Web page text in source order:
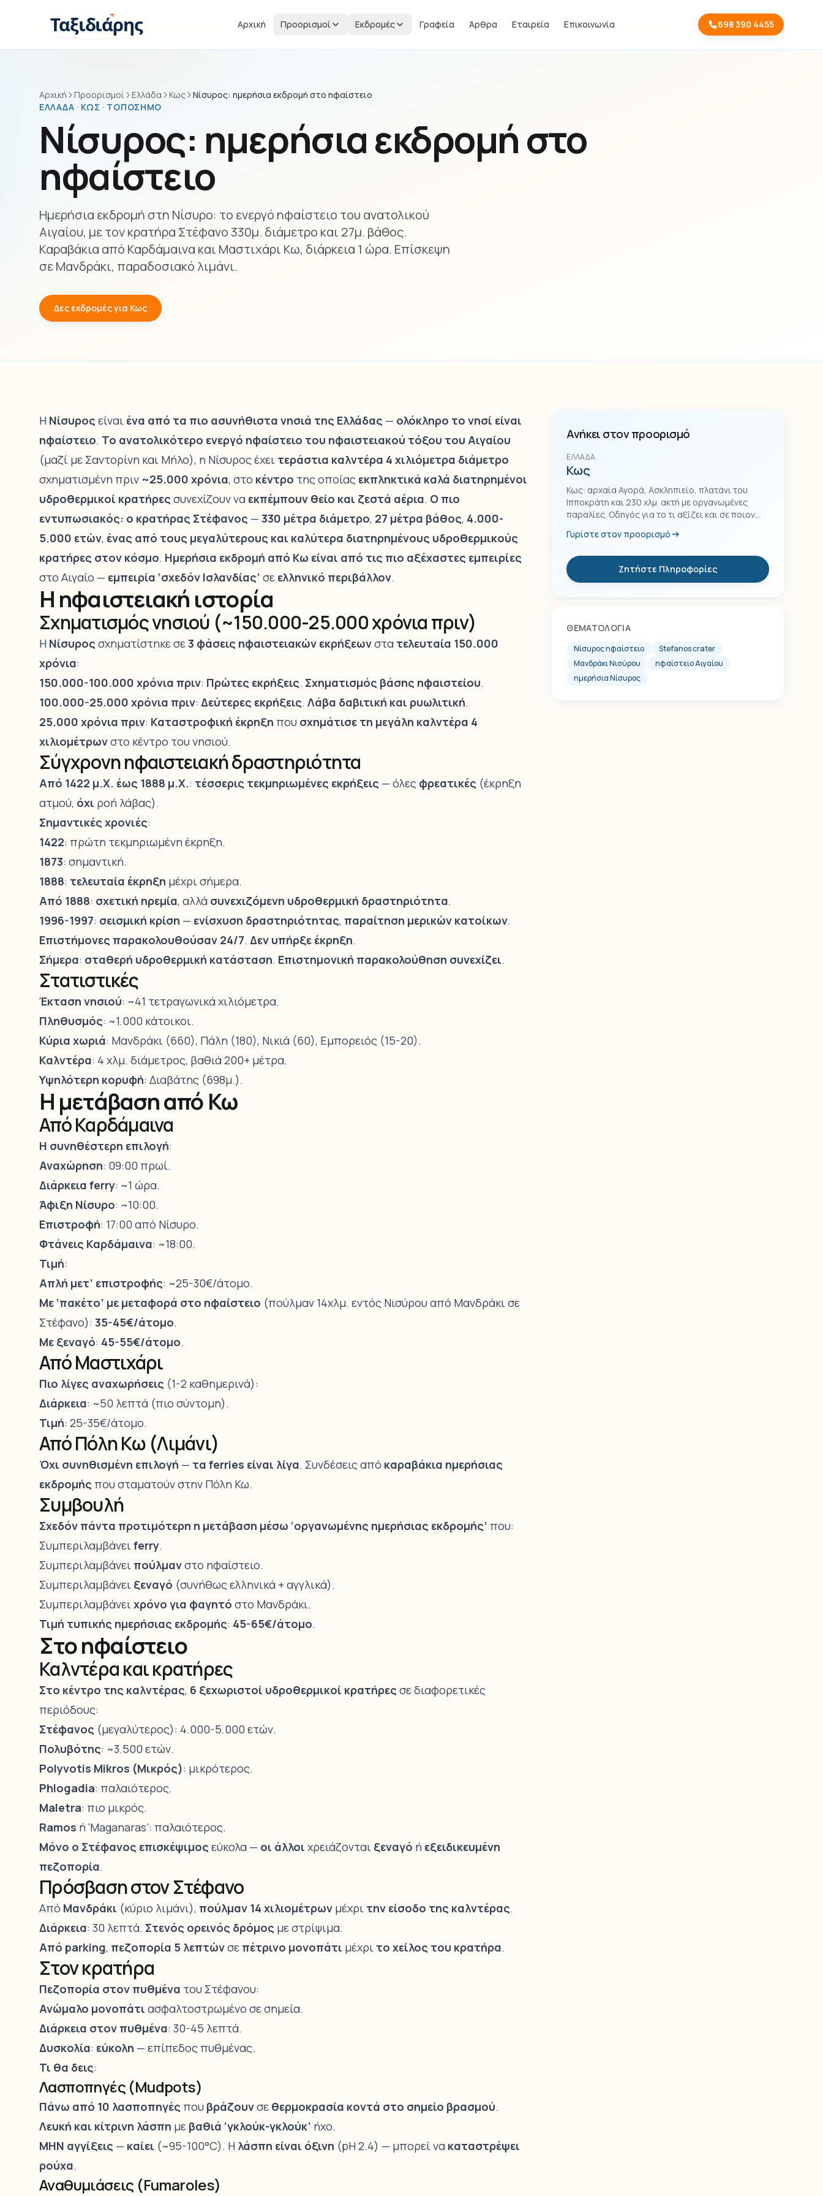
Ταξιδιάρης Αρχική Προορισμοί Εκδρομές Γραφεία Άρθρα Εταιρεία Επικοινωνία 698 390 4455
Αρχική Προορισμοί Ελλάδα Κως
Νίσυρος: ημερήσια εκδρομή στο ηφαίστειο
ΕΛΛΆΔΑ · ΚΩΣ · ΤΟΠΌΣΗΜΟ
Νίσυρος: ημερήσια εκδρομή στο
ηφαίστειο
Ημερήσια εκδρομή στη Νίσυρο: το ενεργό ηφαίστειο του ανατολικού
Αιγαίου, με τον κρατήρα Στέφανο 330μ. διάμετρο και 27μ. βάθος.
Καραβάκια από Καρδάμαινα και Μαστιχάρι Κω, διάρκεια 1 ώρα. Επίσκεψη
σε Μανδράκι, παραδοσιακό λιμάνι.
Δες εκδρομές για Κως
Η Νίσυρος είναι ένα από τα πιο ασυνήθιστα νησιά της Ελλάδας — ολόκληρο το νησί είναι
ηφαίστειο. Το ανατολικότερο ενεργό ηφαίστειο του ηφαιστειακού τόξου του Αιγαίου
(μαζί με Σαντορίνη και Μήλο), η Νίσυρος έχει τεράστια καλντέρα 4 χιλιόμετρα διάμετρο
σχηματισμένη πριν ~25.000 χρόνια, στο κέντρο της οποίας εκπληκτικά καλά διατηρημένοι
υδροθερμικοί κρατήρες συνεχίζουν να εκπέμπουν θείο και ζεστά αέρια. Ο πιο
εντυπωσιακός: ο κρατήρας Στέφανος — 330 μέτρα διάμετρο, 27 μέτρα βάθος, 4.000-
5.000 ετών, ένας από τους μεγαλύτερους και καλύτερα διατηρημένους υδροθερμικούς
κρατήρες στον κόσμο. Ημερήσια εκδρομή από Κω είναι από τις πιο αξέχαστες εμπειρίες
στο Αιγαίο — εμπειρία ‘σχεδόν Ισλανδίας’ σε ελληνικό περιβάλλον.
Η ηφαιστειακή ιστορία
Σχηματισμός νησιού (~150.000-25.000 χρόνια πριν)
Η Νίσυρος σχηματίστηκε σε3 φάσεις ηφαιστειακών εκρήξεωνστα τελευταία 150.000
χρόνια:
150.000-100.000 χρόνια πριν: Πρώτες εκρήξεις. Σχηματισμός βάσης ηφαιστείου.
100.000-25.000 χρόνια πριν: Δεύτερες εκρήξεις. Λάβα δαβιτική και ρυωλιτική.
25.000 χρόνια πριν: Καταστροφική έκρηξη που σχημάτισε τη μεγάλη καλντέρα 4
χιλιομέτρωνστο κέντρο του νησιού.
Σύγχρονη ηφαιστειακή δραστηριότητα
Από 1422 μ.Χ. έως 1888 μ.Χ.: τέσσερις τεκμηριωμένες εκρήξεις — όλες φρεατικές (έκρηξη
ατμού, όχι ροή λάβας).
Σημαντικές χρονιές:
1422: πρώτη τεκμηριωμένη έκρηξη.
1873: σημαντική.
1888: τελευταία έκρηξη μέχρι σήμερα.
Από 1888: σχετική ηρεμία, αλλά συνεχιζόμενη υδροθερμική δραστηριότητα.
1996-1997: σεισμική κρίση — ενίσχυση δραστηριότητας, παραίτηση μερικών κατοίκων.
Επιστήμονες παρακολουθούσαν 24/7. Δεν υπήρξε έκρηξη.
Σήμερα: σταθερή υδροθερμική κατάσταση. Επιστημονική παρακολούθηση συνεχίζει.
Στατιστικές
Έκταση νησιού: ~41 τετραγωνικά χιλιόμετρα.
Πληθυσμός: ~1.000 κάτοικοι.
Κύρια χωριά: Μανδράκι (660), Πάλη (180), Νικιά (60), Εμπορειός (15-20).
Καλντέρα: 4 χλμ. διάμετρος, βαθιά 200+ μέτρα.
Υψηλότερη κορυφή: Διαβάτης (698μ.).
Η μετάβαση από Κω
Από Καρδάμαινα
Η συνηθέστερη επιλογή:
Αναχώρηση: 09:00 πρωί.
Διάρκεια ferry: ~1 ώρα.
Άφιξη Νίσυρο: ~10:00.
Επιστροφή: 17:00 από Νίσυρο.
Φτάνεις Καρδάμαινα: ~18:00.
Τιμή:
Απλή μετ’ επιστροφής: ~25-30€/άτομο.
Με ‘πακέτο’ με μεταφορά στο ηφαίστειο (πούλμαν 14χλμ. εντός Νισύρου από Μανδράκι σε
Στέφανο): 35-45€/άτομο.
Με ξεναγό: 45-55€/άτομο.
Από Μαστιχάρι
Πιο λίγες αναχωρήσεις (1-2 καθημερινά):
Διάρκεια: ~50 λεπτά (πιο σύντομη).
Τιμή: 25-35€/άτομο.
Από Πόλη Κω (Λιμάνι)
Όχι συνηθισμένη επιλογή — τα ferries είναι λίγα. Συνδέσεις από καραβάκια ημερήσιας
εκδρομής που σταματούν στην Πόλη Κω.
Συμβουλή
Σχεδόν πάντα προτιμότερη η μετάβαση μέσω ‘οργανωμένης ημερήσιας εκδρομής’ που:
Συμπεριλαμβάνειferry.
Συμπεριλαμβάνει πούλμανστο ηφαίστειο.
Συμπεριλαμβάνει ξεναγό (συνήθως ελληνικά + αγγλικά).
Συμπεριλαμβάνειχρόνο για φαγητό στο Μανδράκι.
Τιμή τυπικής ημερήσιας εκδρομής: 45-65€/άτομο.
Στο ηφαίστειο
Καλντέρα και κρατήρες
Στο κέντρο της καλντέρας, 6 ξεχωριστοί υδροθερμικοί κρατήρες σε διαφορετικές
περιόδους:
Στέφανος (μεγαλύτερος): 4.000-5.000 ετών.
Πολυβότης: ~3.500 ετών.
Polyvotis Mikros (Μικρός): μικρότερος.
Phlogadia: παλαιότερος.
Maletra: πιο μικρός.
Ramos ή ‘Maganaras’: παλαιότερος.
Μόνο ο Στέφανος επισκέψιμος εύκολα — οι άλλοι χρειάζονται ξεναγό ή εξειδικευμένη
πεζοπορία.
Πρόσβαση στον Στέφανο
Από Μανδράκι (κύριο λιμάνι), πούλμαν 14 χιλιομέτρων μέχρι την είσοδο της καλντέρας.
Διάρκεια: 30 λεπτά. Στενός ορεινός δρόμος με στρίψιμα.
Από parking, πεζοπορία 5 λεπτώνσε πέτρινο μονοπάτι μέχρι το χείλος του κρατήρα.
Στον κρατήρα
Πεζοπορία στον πυθμένα του Στέφανου:
Ανώμαλο μονοπάτι ασφαλτοστρωμένο σε σημεία.
Διάρκεια στον πυθμένα: 30-45 λεπτά.
Δυσκολία: εύκολη — επίπεδος πυθμένας.
Τι θα δεις:
Λασποπηγές (Mudpots)
Πάνω από 10 λασποπηγές που βράζουνσε θερμοκρασία κοντά στο σημείο βρασμού.
Λευκή και κίτρινη λάσπη με βαθιά ‘γκλούκ-γκλούκ’ ήχο.
ΜΗΝ αγγίξεις — καίει (~95-100°C). Η λάσπη είναι όξινη (pH 2.4) — μπορεί να καταστρέψει
ρούχα.
Αναθυμιάσεις (Fumaroles)
Ανήκει στον προορισμό
ΕΛΛΆΔΑ
Κως
Κως: αρχαία Αγορά, Ασκληπιείο, πλατάνι του
Ιπποκράτη και 230 χλμ. ακτή με οργανωμένες
παραλίες. Οδηγός για το τι αξίζει και σε ποιον
Γυρίστε στον προορισμό
Ζητήστε Πληροφορίες
ΘΕΜΑΤΟΛΟΓΊΑ
Νίσυρος ηφαίστειο
Stefanos crater
Μανδράκι Νισύρου
ηφαίστειο Αιγαίου
ημερήσια Νίσυρος